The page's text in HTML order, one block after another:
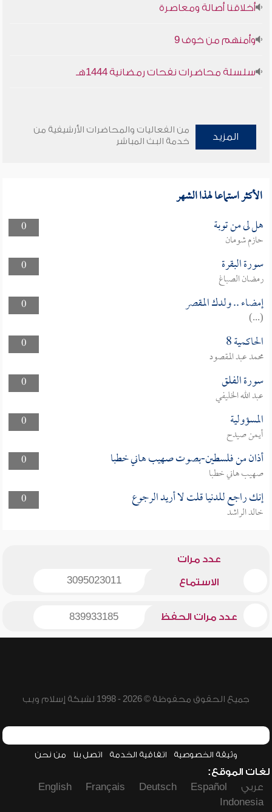
أخلاقنا أصالة ومعاصرة
وأمنهم من خوف 9
سلسلة محاضرات نفحات رمضانية 1444هـ
المزيد
من الفعاليات والمحاضرات الأرشيفية من
خدمة البث المباشر
الأكثر استماعا لهذا الشهر
0 هل لى من توبة
حازم شومان
0
سورة البقرة
رمضان الصباغ
0
إمضاء .. ولدك المقصر
(...)
0
الحاكمية 8
محمد عبد المقصود
0
سورة الفلق
عبد الله الخليفي
0
المسؤولية
أيمن صيدح
0
أذان من فلسطين-بصوت صهيب هاني خطبا
صهيب هاني خطبا
0
إنك راجع للدنيا قلت لا أريد الرجوع
خالد الراشد
عدد مرات
الاستماع 3095023011
عدد مرات الحفظ 839933185
جميع الحقوق محفوظة © 2026 - 1998 لشبكة إسلام ويب
وثيقة الخصوصية اتفاقية الخدمة اتصل بنا من نحن
لغات الموقع:
عربي
Español
Deutsch
Français
English
Indonesia